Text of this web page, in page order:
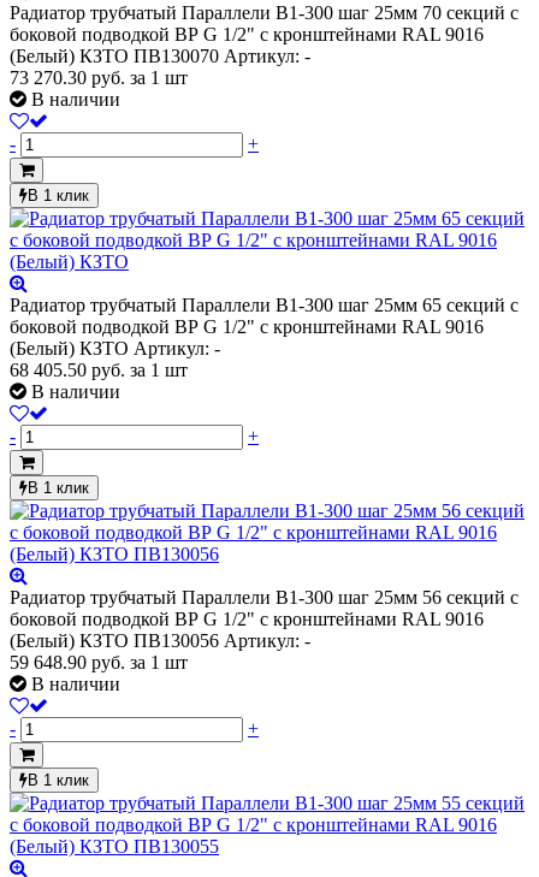
Радиатор трубчатый Параллели В1-300 шаг 25мм 70 секций с
боковой подводкой ВР G 1/2" с кронштейнами RAL 9016
(Белый) КЗТО ПВ130070 Артикул: -
73 270.30 руб. за 1 шт
В наличии
- +
В 1 клик
Радиатор трубчатый Параллели В1-300 шаг 25мм 65 секций с
боковой подводкой ВР G 1/2" с кронштейнами RAL 9016
(Белый) КЗТО Артикул: -
68 405.50 руб. за 1 шт
В наличии
- +
В 1 клик
Радиатор трубчатый Параллели В1-300 шаг 25мм 56 секций с
боковой подводкой ВР G 1/2" с кронштейнами RAL 9016
(Белый) КЗТО ПВ130056 Артикул: -
59 648.90 руб. за 1 шт
В наличии
- +
В 1 клик